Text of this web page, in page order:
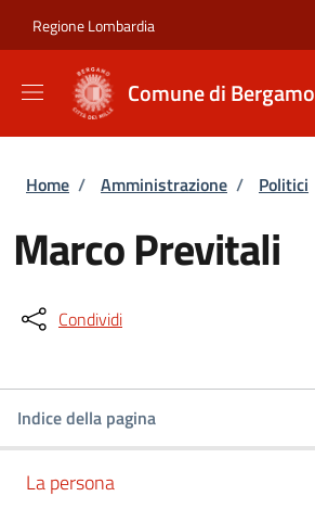
Regione Lombardia
Comune di Bergamo
Briciole di pane
Home / Amministrazione / Politici
Marco Previtali
Condividi
Indice della pagina
La persona